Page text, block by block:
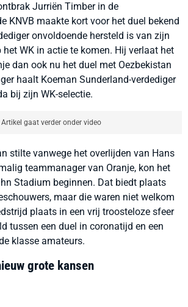
Jurriën Timber in de
KNVB maakte kort voor het duel bekend
onvoldoende hersteld is van zijn
WK in actie te komen. Hij verlaat het
dan ook nu het duel met Oezbekistan
haalt Koeman Sunderland-verdediger
bij zijn WK-selectie.
Artikel gaat verder onder video
stilte vanwege het overlijden van Hans
teammanager van Oranje, kon het
Stadium beginnen. Dat biedt plaats
maar die waren niet welkom
plaats in een vrij troosteloze sfeer
tussen een duel in coronatijd en een
klasse amateurs.
grote kansen